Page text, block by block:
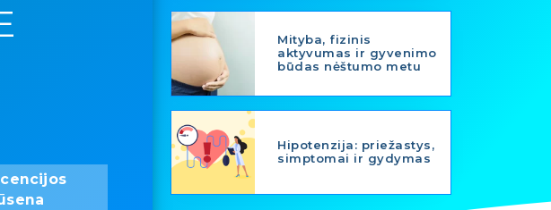
Mityba, fizinis
aktyvumas ir gyvenimo
būdas nėštumo metu
Hipotenzija: priežastys,
simptomai ir gydymas